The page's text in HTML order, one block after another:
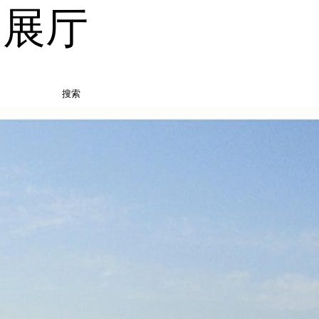
厅
搜索